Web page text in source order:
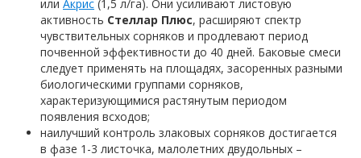
или Акрис (1,5 л/га). Они усиливают листовую
активность Стеллар Плюс, расширяют спектр
чувствительных сорняков и продлевают период
почвенной эффективности до 40 дней. Баковые смеси
следует применять на площадях, засоренных разными
биологическими группами сорняков,
характеризующимися растянутым периодом
появления всходов;
наилучший контроль злаковых сорняков достигается
в фазе 1-3 листочка, малолетних двудольных –